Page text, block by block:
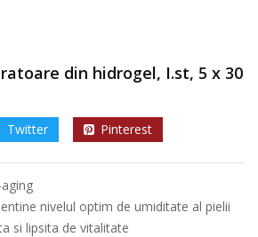
din hidrogel, I.st, 5 x 30
Twitter Pinterest
nivelul optim de umiditate al pielii
si lipsita de vitalitate